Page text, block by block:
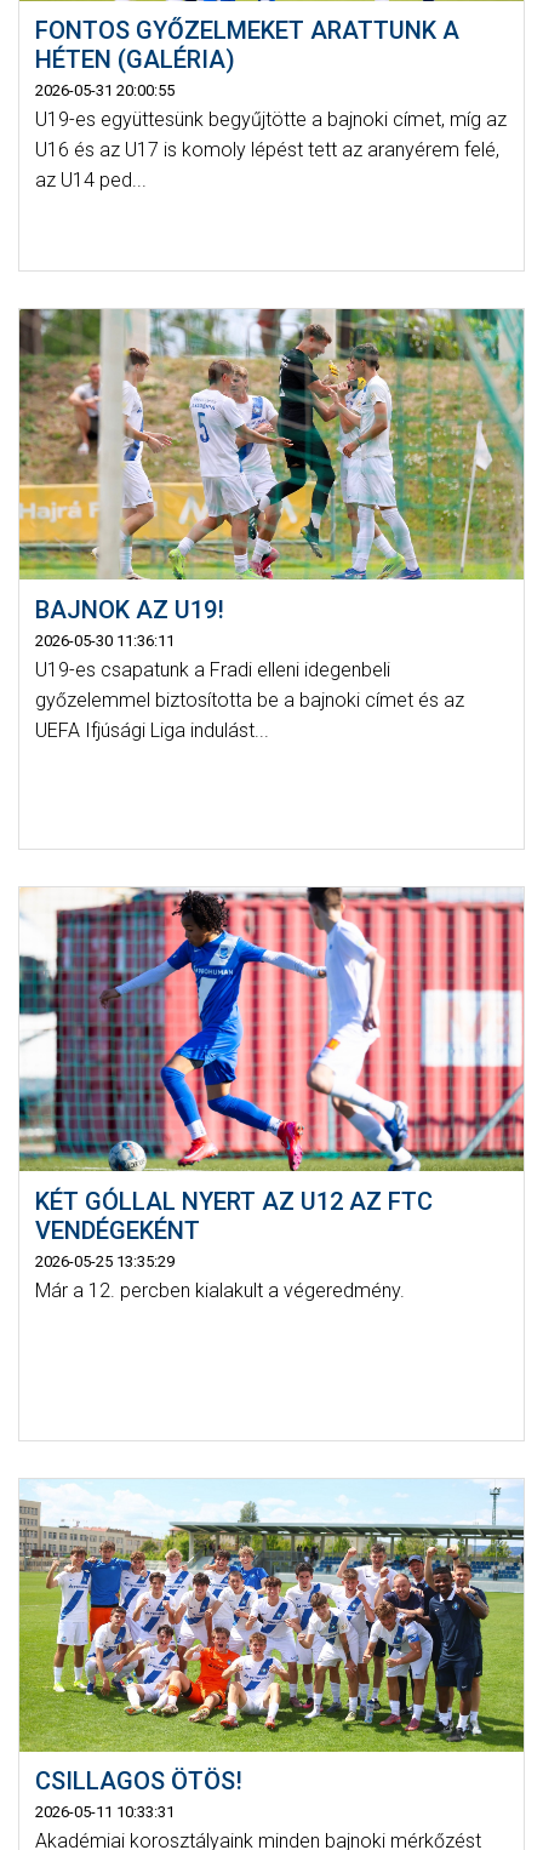
FONTOS GYŐZELMEKET ARATTUNK A
HÉTEN (GALÉRIA)
2026-05-31 20:00:55
U19-es együttesünk begyűjtötte a bajnoki címet, míg az
U16 és az U17 is komoly lépést tett az aranyérem felé,
az U14 ped...
BAJNOK AZ U19!
2026-05-30 11:36:11
U19-es csapatunk a Fradi elleni idegenbeli
győzelemmel biztosította be a bajnoki címet és az
UEFA Ifjúsági Liga indulást...
KÉT GÓLLAL NYERT AZ U12 AZ FTC
VENDÉGEKÉNT
2026-05-25 13:35:29
Már a 12. percben kialakult a végeredmény.
CSILLAGOS ÖTÖS!
2026-05-11 10:33:31
Akadémiai korosztályaink minden bajnoki mérkőzést